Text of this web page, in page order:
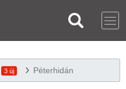
3 új Péterhidán